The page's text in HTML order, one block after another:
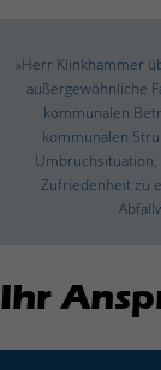
»Herr Klinkhammer
außergewöhnliche
kommunalen
kommunalen
Zufriedenheit zu
Ihr
Anzeigen- und
die Verwendung
Hier finden Sie
Sie können Ihre
oder sich
bestimmte